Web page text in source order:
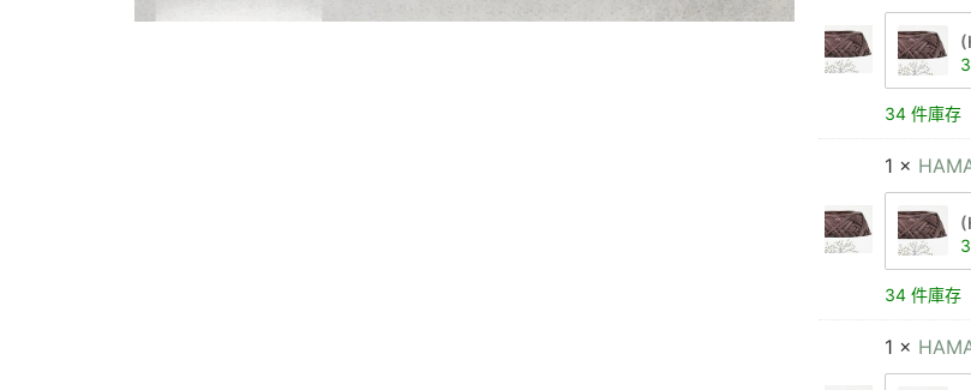
34 件庫存
1 ×
34 件庫存
1 ×